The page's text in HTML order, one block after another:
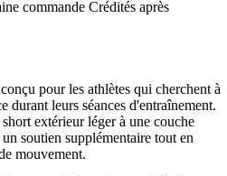
commande Crédités après
pour les athlètes qui cherchent à
durant leurs séances d'entraînement.
extérieur léger à une couche
soutien supplémentaire tout en
mouvement.